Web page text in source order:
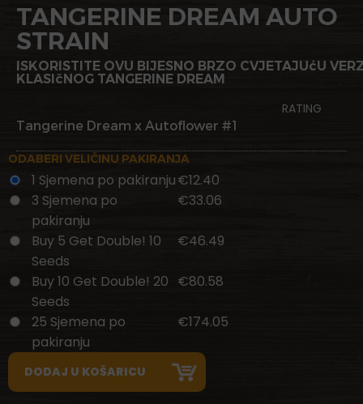
TANGERINE DREAM AUTO
STRAIN
ISKORISTITE OVU BIJESNO BRZO CVJETAJUćU
KLASIčNOG TANGERINE DREAM
RATING
Tangerine Dream x Autoflower #1
ODABERI VELIČINU PAKIRANJA
1 Sjemena po pakiranju€12.40
3 Sjemena po
pakiranju
€33.06
Buy 5 Get Double! 10
Seeds
€46.49
Buy 10 Get Double! 20
Seeds
€80.58
25 Sjemena po
pakiranju
€174.05